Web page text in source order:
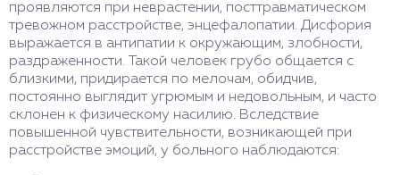
проявляются при неврастении, посттравматическом
тревожном расстройстве, энцефалопатии. Дисфория
выражается в антипатии к окружающим, злобности,
раздраженности. Такой человек грубо общается с
близкими, придирается по мелочам, обидчив,
постоянно выглядит угрюмым и недовольным, и часто
склонен к физическому насилию. Вследствие
повышенной чувствительности, возникающей при
расстройстве эмоций, у больного наблюдаются: